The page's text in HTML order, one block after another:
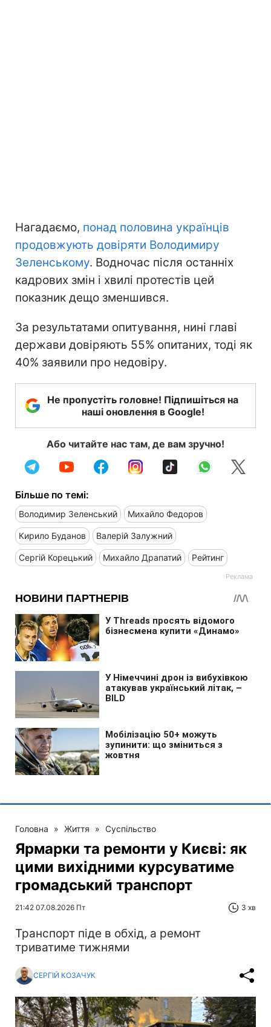
Нагадаємо, понад половина українців
продовжують довіряти Володимиру
Зеленському. Водночас після останніх
кадрових змін і хвилі протестів цей
показник дещо зменшився.
За результатами опитування, нині главі
держави довіряють 55% опитаних, тоді як
40% заявили про недовіру.
Не пропустіть головне! Підпишіться на
наші оновлення в Google!
Або читайте нас там, де вам зручно!
Більше по темі:
Володимир Зеленський Михайло Федоров
Кирило Буданов Валерій Залужний
Сергій Корецький Михайло Драпатий Рейтинг
Головна » Життя » Суспільство
Ярмарки та ремонти у Києві: як
цими вихідними курсуватиме
громадський транспорт
21:42 07.08.2026 Пт 3 хв
Транспорт піде в обхід, а ремонт
триватиме тижнями
СЕРГІЙ КОЗАЧУК